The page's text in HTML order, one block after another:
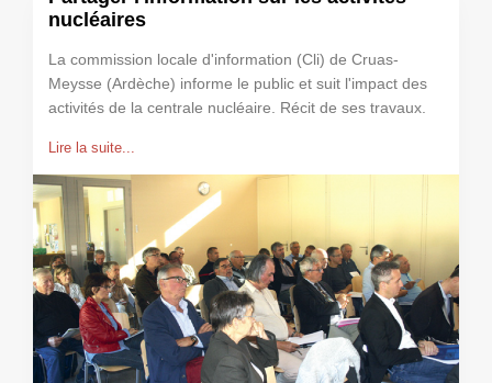
nucléaires
La commission locale d'information (Cli) de Cruas-
Meysse (Ardèche) informe le public et suit l'impact des
activités de la centrale nucléaire. Récit de ses travaux.
Lire la suite...